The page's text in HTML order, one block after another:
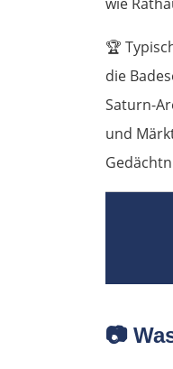
🏆
die
Saturn-
und
📷